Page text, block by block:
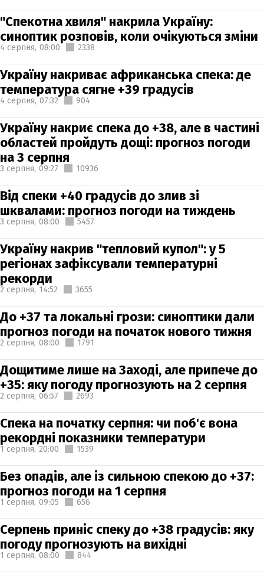
"Спекотна хвиля" накрила Україну:
синоптик розповів, коли очікуються зміни
4 серпня, 08:00 2338
Україну накриває африканська спека: де
температура сягне +39 градусів
4 серпня, 07:32 904
Україну накриє спека до +38, але в частині
областей пройдуть дощі: прогноз погоди
на 3 серпня
3 серпня, 09:27 10936
Від спеки +40 градусів до злив зі
шквалами: прогноз погоди на тиждень
3 серпня, 08:00 5457
Україну накрив "тепловий купол": у 5
регіонах зафіксували температурні
рекорди
2 серпня, 14:52 3655
До +37 та локальні грози: синоптики дали
прогноз погоди на початок нового тижня
2 серпня, 08:00 1791
Дощитиме лише на Заході, але припече до
+35: яку погоду прогнозують на 2 серпня
2 серпня, 06:57 2693
Спека на початку серпня: чи поб'є вона
рекордні показники температури
1 серпня, 20:00 1539
Без опадів, але із сильною спекою до +37:
прогноз погоди на 1 серпня
1 серпня, 09:05 656
Серпень приніс спеку до +38 градусів: яку
погоду прогнозують на вихідні
1 серпня, 08:00 844